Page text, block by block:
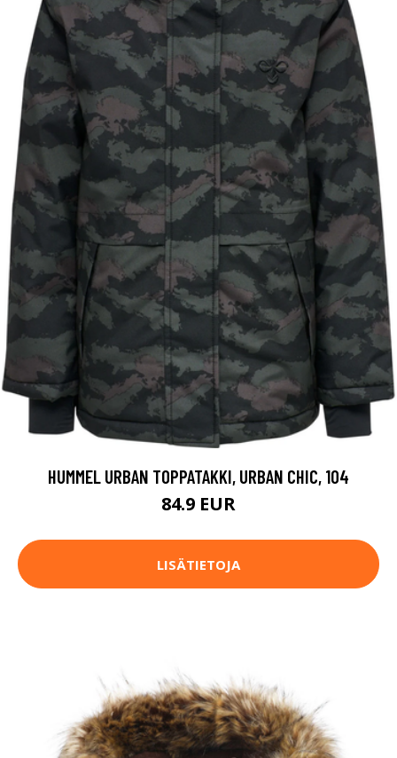
HUMMEL URBAN TOPPATAKKI, URBAN CHIC, 104
84.9 EUR
LISÄTIETOJA